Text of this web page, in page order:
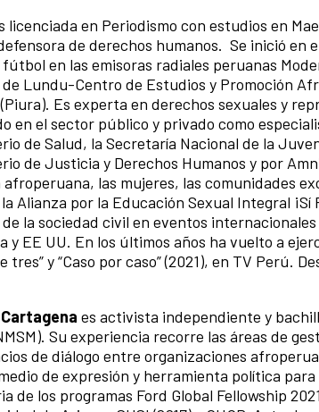
licenciada en Periodismo con estudios en
de derechos humanos. Se inició en
en las emisoras radiales peruanas
Lundu-Centro de Estudios y Promoción
Es experta en derechos sexuales y
en el sector público y privado como
de Salud, la Secretaría Nacional de la
de Justicia y Derechos Humanos y por
las mujeres, las comunidades
Alianza por la Educación Sexual Integral
la sociedad civil en eventos
y EE UU. En los últimos años ha vuelto a
y “Caso por caso” (2021), en TV Perú.
es activista independiente y
Su experiencia recorre las áreas de
de diálogo entre organizaciones
de expresión y herramienta política
de los programas Ford Global Fellowship